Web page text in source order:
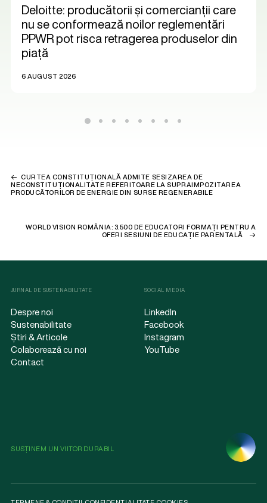
Deloitte: producătorii și comercianții care
nu se conformează noilor reglementări
PPWR pot risca retragerea produselor din
piață
6 AUGUST 2026
CURTEA CONSTITUȚIONALĂ ADMITE SESIZAREA DE
NECONSTITUȚIONALITATE REFERITOARE LA SUPRAIMPOZITAREA
PRODUCĂTORILOR DE ENERGIE DIN SURSE REGENERABILE
WORLD VISION ROMÂNIA: 3.500 DE EDUCATORI FORMAȚI PENTRU A
OFERI SESIUNI DE EDUCAȚIE PARENTALĂ
JURNAL DE SUSTENABILITATE
Despre noi
Sustenabilitate
Știri & Articole
Colaborează cu noi
Contact
SOCIAL MEDIA
LinkedIn
Facebook
Instagram
YouTube
SUSȚINEM UN VIITOR DURABIL